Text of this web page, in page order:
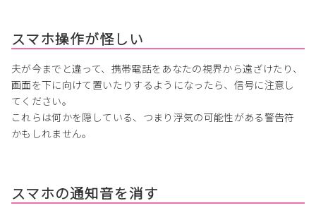
スマホ操作が怪しい
夫が今までと違って、携帯電話をあなたの視界から遠ざけたり、
画面を下に向けて置いたりするようになったら、信号に注意し
てください。
これらは何かを隠している、つまり浮気の可能性がある警告符
かもしれません。
スマホの通知音を消す